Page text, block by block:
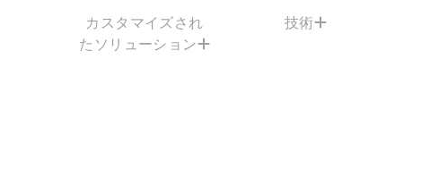
カスタマイズされ
たソリューション
技術